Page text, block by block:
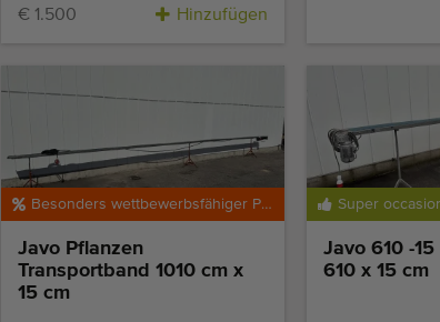
€ 1.500 Hinzufügen
Besonders wettbewerbsfähiger Preis
Javo Pflanzen
Transportband 1010 cm x
15 cm
Super
Javo 610 -
610 x 15 cm